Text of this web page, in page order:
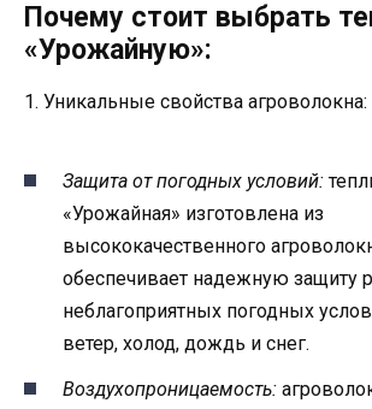
Почему стоит выбрать
«Урожайную»:
1. Уникальные свойства агроволокна:
Защита от погодных условий:
«Урожайная» изготовлена из
высококачественного
обеспечивает надежную защиту
неблагоприятных погодных
ветер, холод, дождь и снег.
Воздухопроницаемость: